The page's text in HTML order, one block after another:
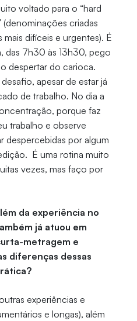
voltado para o “hard
(denominações criadas
difíceis e urgentes). É
das 7h30 às 13h30, pego
despertar do carioca.
apesar de estar já
de trabalho. No dia a
porque faz
trabalho e observe
despercebidas por algum
É uma rotina muito
vezes, mas faço por
da experiência no
já atuou em
metragem e
diferenças dessas
experiências e
e longas), além